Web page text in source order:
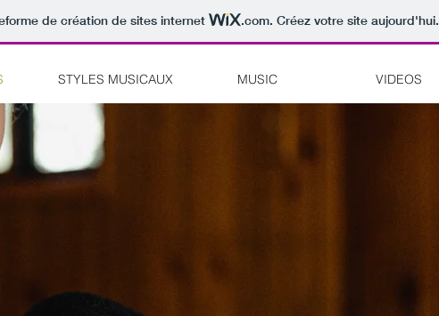
de création de sites internet .com. Créez votre site aujourd'hui.
STYLES MUSICAUX MUSIC VIDEOS